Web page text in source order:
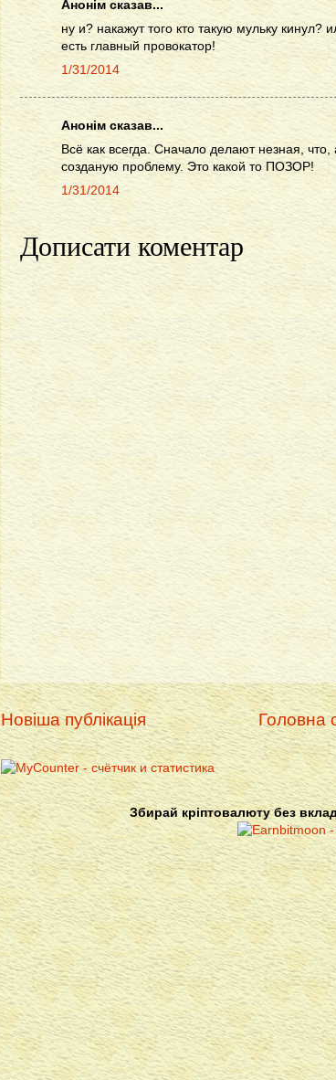
Анонім сказав...
ну и? накажут того кто такую мульку кинул?
есть главный провокатор!
1/31/2014
Анонім сказав...
Всё как всегда. Сначало делают незная,
созданую проблему. Это какой то ПОЗОР!
1/31/2014
Дописати коментар
Новіша публікація Головна
Збирай кріптовалюту без